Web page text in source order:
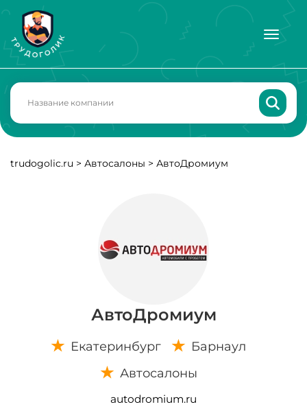
trudogolic.ru > Автосалоны > АвтоДромиум
АвтоДромиум
Екатеринбург
Барнаул
Автосалоны
autodromium.ru